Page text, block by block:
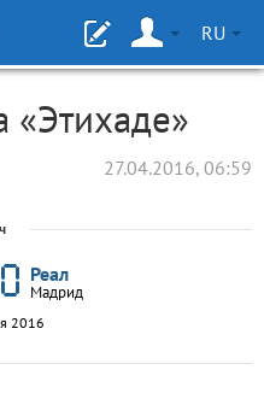
RU
«Этихаде»
27.04.2016, 06:59
Реал
Мадрид
2016